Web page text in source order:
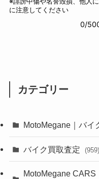
カテゴリー
MotoMegane｜バイ
(44)
バイク買取査定 (959)
MotoMegane CARS